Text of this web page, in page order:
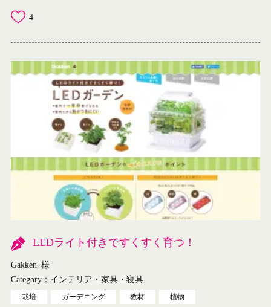
4
LEDライト付きですくすく育つ！
Gakken 様
Category： インテリア・家具・寝具
栽培 ガーデニング 教材 植物